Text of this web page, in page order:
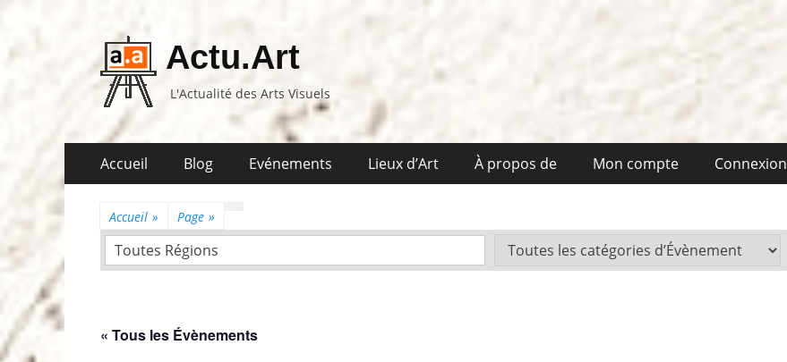
Actu.Art
L'Actualité des Arts Visuels
Premier
menu
Accueil Blog Evénements Lieux d’Art À propos de Mon compte Connexion
Accueil » Page »
Toutes Régions
« Tous les Évènements